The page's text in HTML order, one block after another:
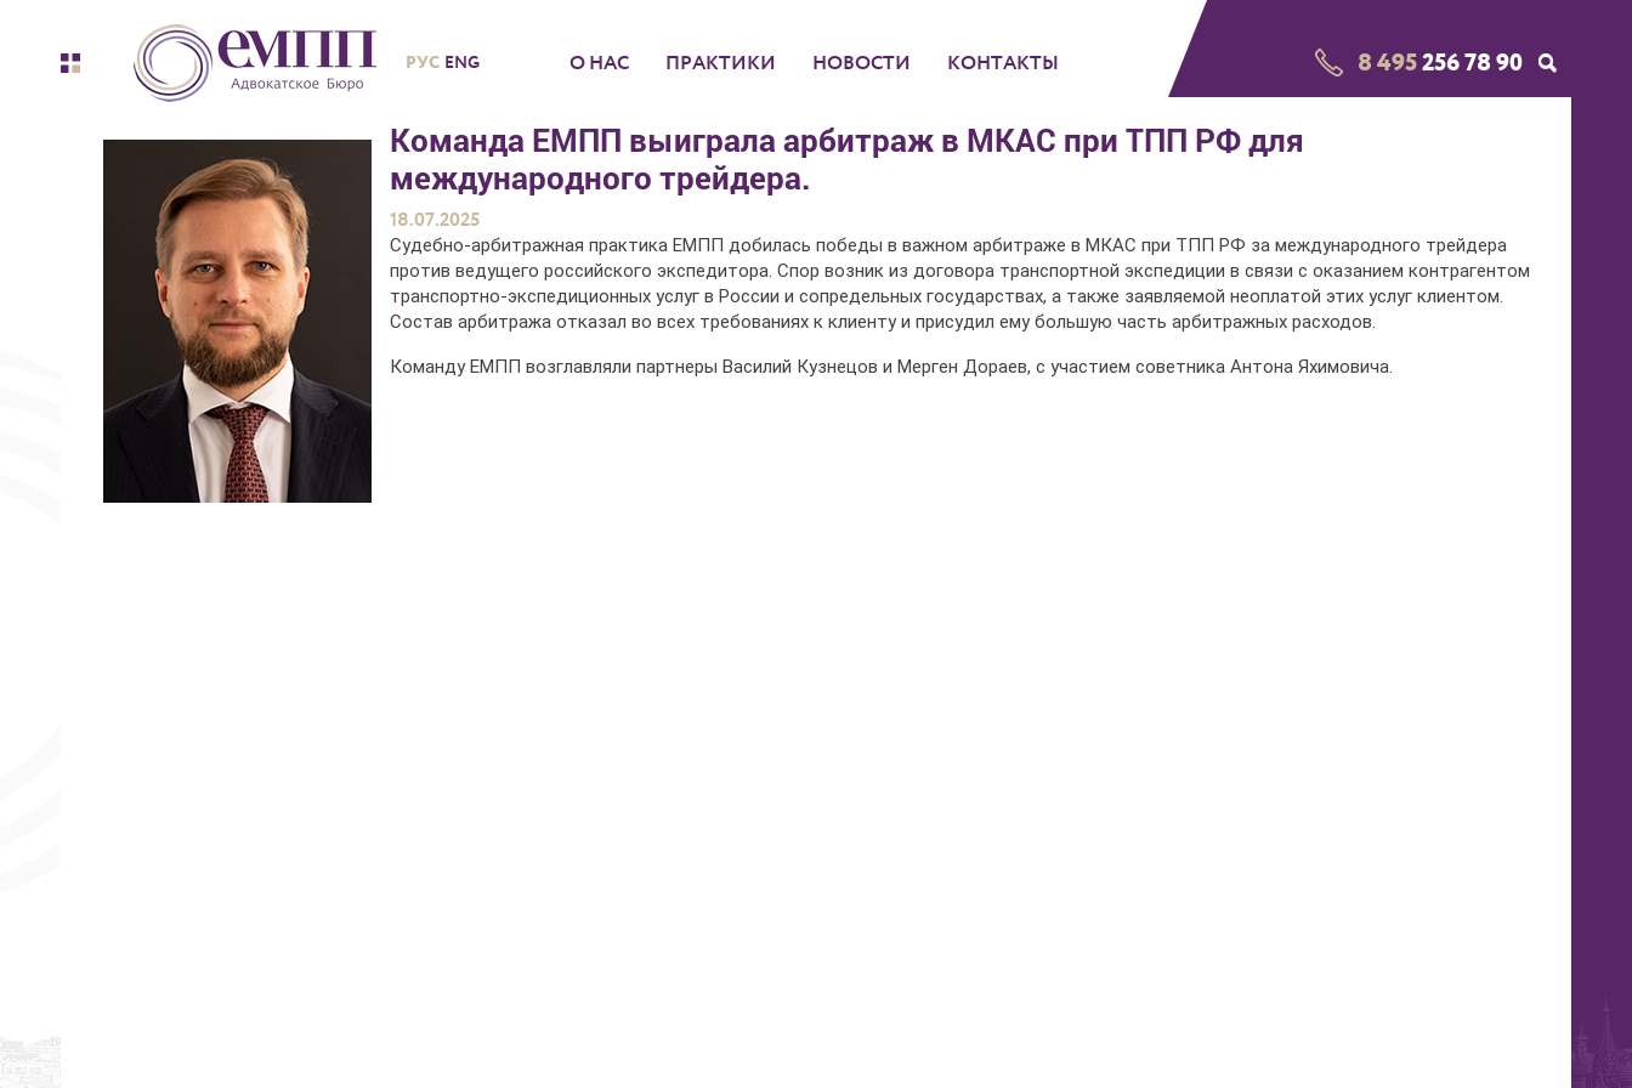
РУС ENG О НАС ПРАКТИКИ НОВОСТИ КОНТАКТЫ 8 495256 78 90
Команда ЕМПП выиграла арбитраж в МКАС при ТПП РФ для
международного трейдера.
18.07.2025
Судебно-арбитражная практика ЕМПП добилась победы в важном арбитраже в МКАС при ТПП РФ за международного трейдера
против ведущего российского экспедитора. Спор возник из договора транспортной экспедиции в связи с оказанием контрагентом
транспортно-экспедиционных услуг в России и сопредельных государствах, а также заявляемой неоплатой этих услуг клиентом.
Состав арбитража отказал во всех требованиях к клиенту и присудил ему большую часть арбитражных расходов.
Команду ЕМПП возглавляли партнеры Василий Кузнецов и Мерген Дораев, с участием советника Антона Яхимовича.